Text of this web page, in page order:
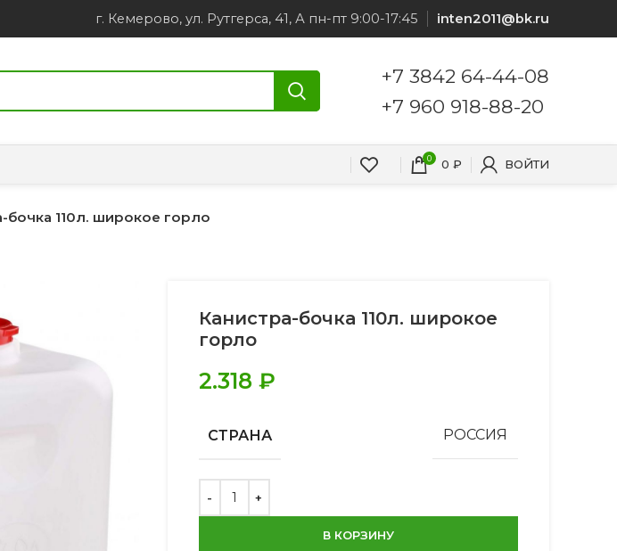
г. Кемерово, ул. Рутгерса, 41, А пн-пт 9:00-17:45 inten2011@bk.ru
+7 3842 64-44-08
+7 960 918-88-20
0 0 ₽ ВОЙТИ
бочка 110л. широкое горло
Канистра-бочка 110л. широкое
горло
2.318 ₽
СТРАНА РОССИЯ
В КОРЗИНУ